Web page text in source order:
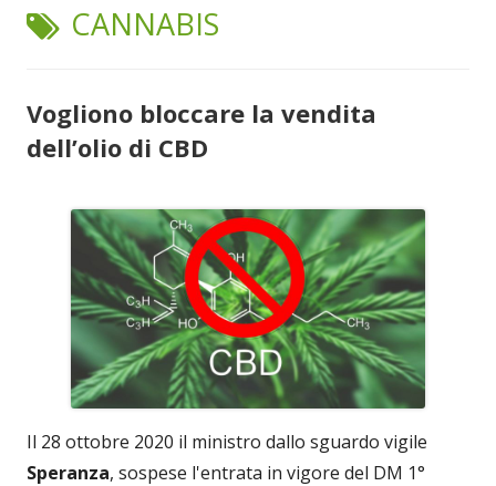
TAG:
CANNABIS
Vogliono bloccare la vendita
dell’olio di CBD
Il 28 ottobre 2020 il ministro dallo sguardo vigile
Speranza, sospese l'entrata in vigore del DM 1°